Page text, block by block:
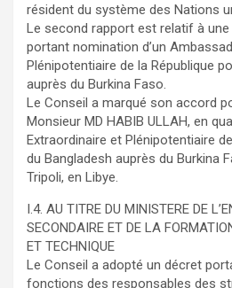
résident du système des Nations
Le second rapport est relatif à une
portant nomination d’un
Plénipotentiaire de la République
auprès du Burkina Faso.
Le Conseil a marqué son accord
Monsieur MD HABIB ULLAH, en
Extraordinaire et Plénipotentiaire
du Bangladesh auprès du Burkina
Tripoli, en Libye.
I.4. AU TITRE DU MINISTERE DE
SECONDAIRE ET DE LA
ET TECHNIQUE
Le Conseil a adopté un décret
fonctions des responsables des